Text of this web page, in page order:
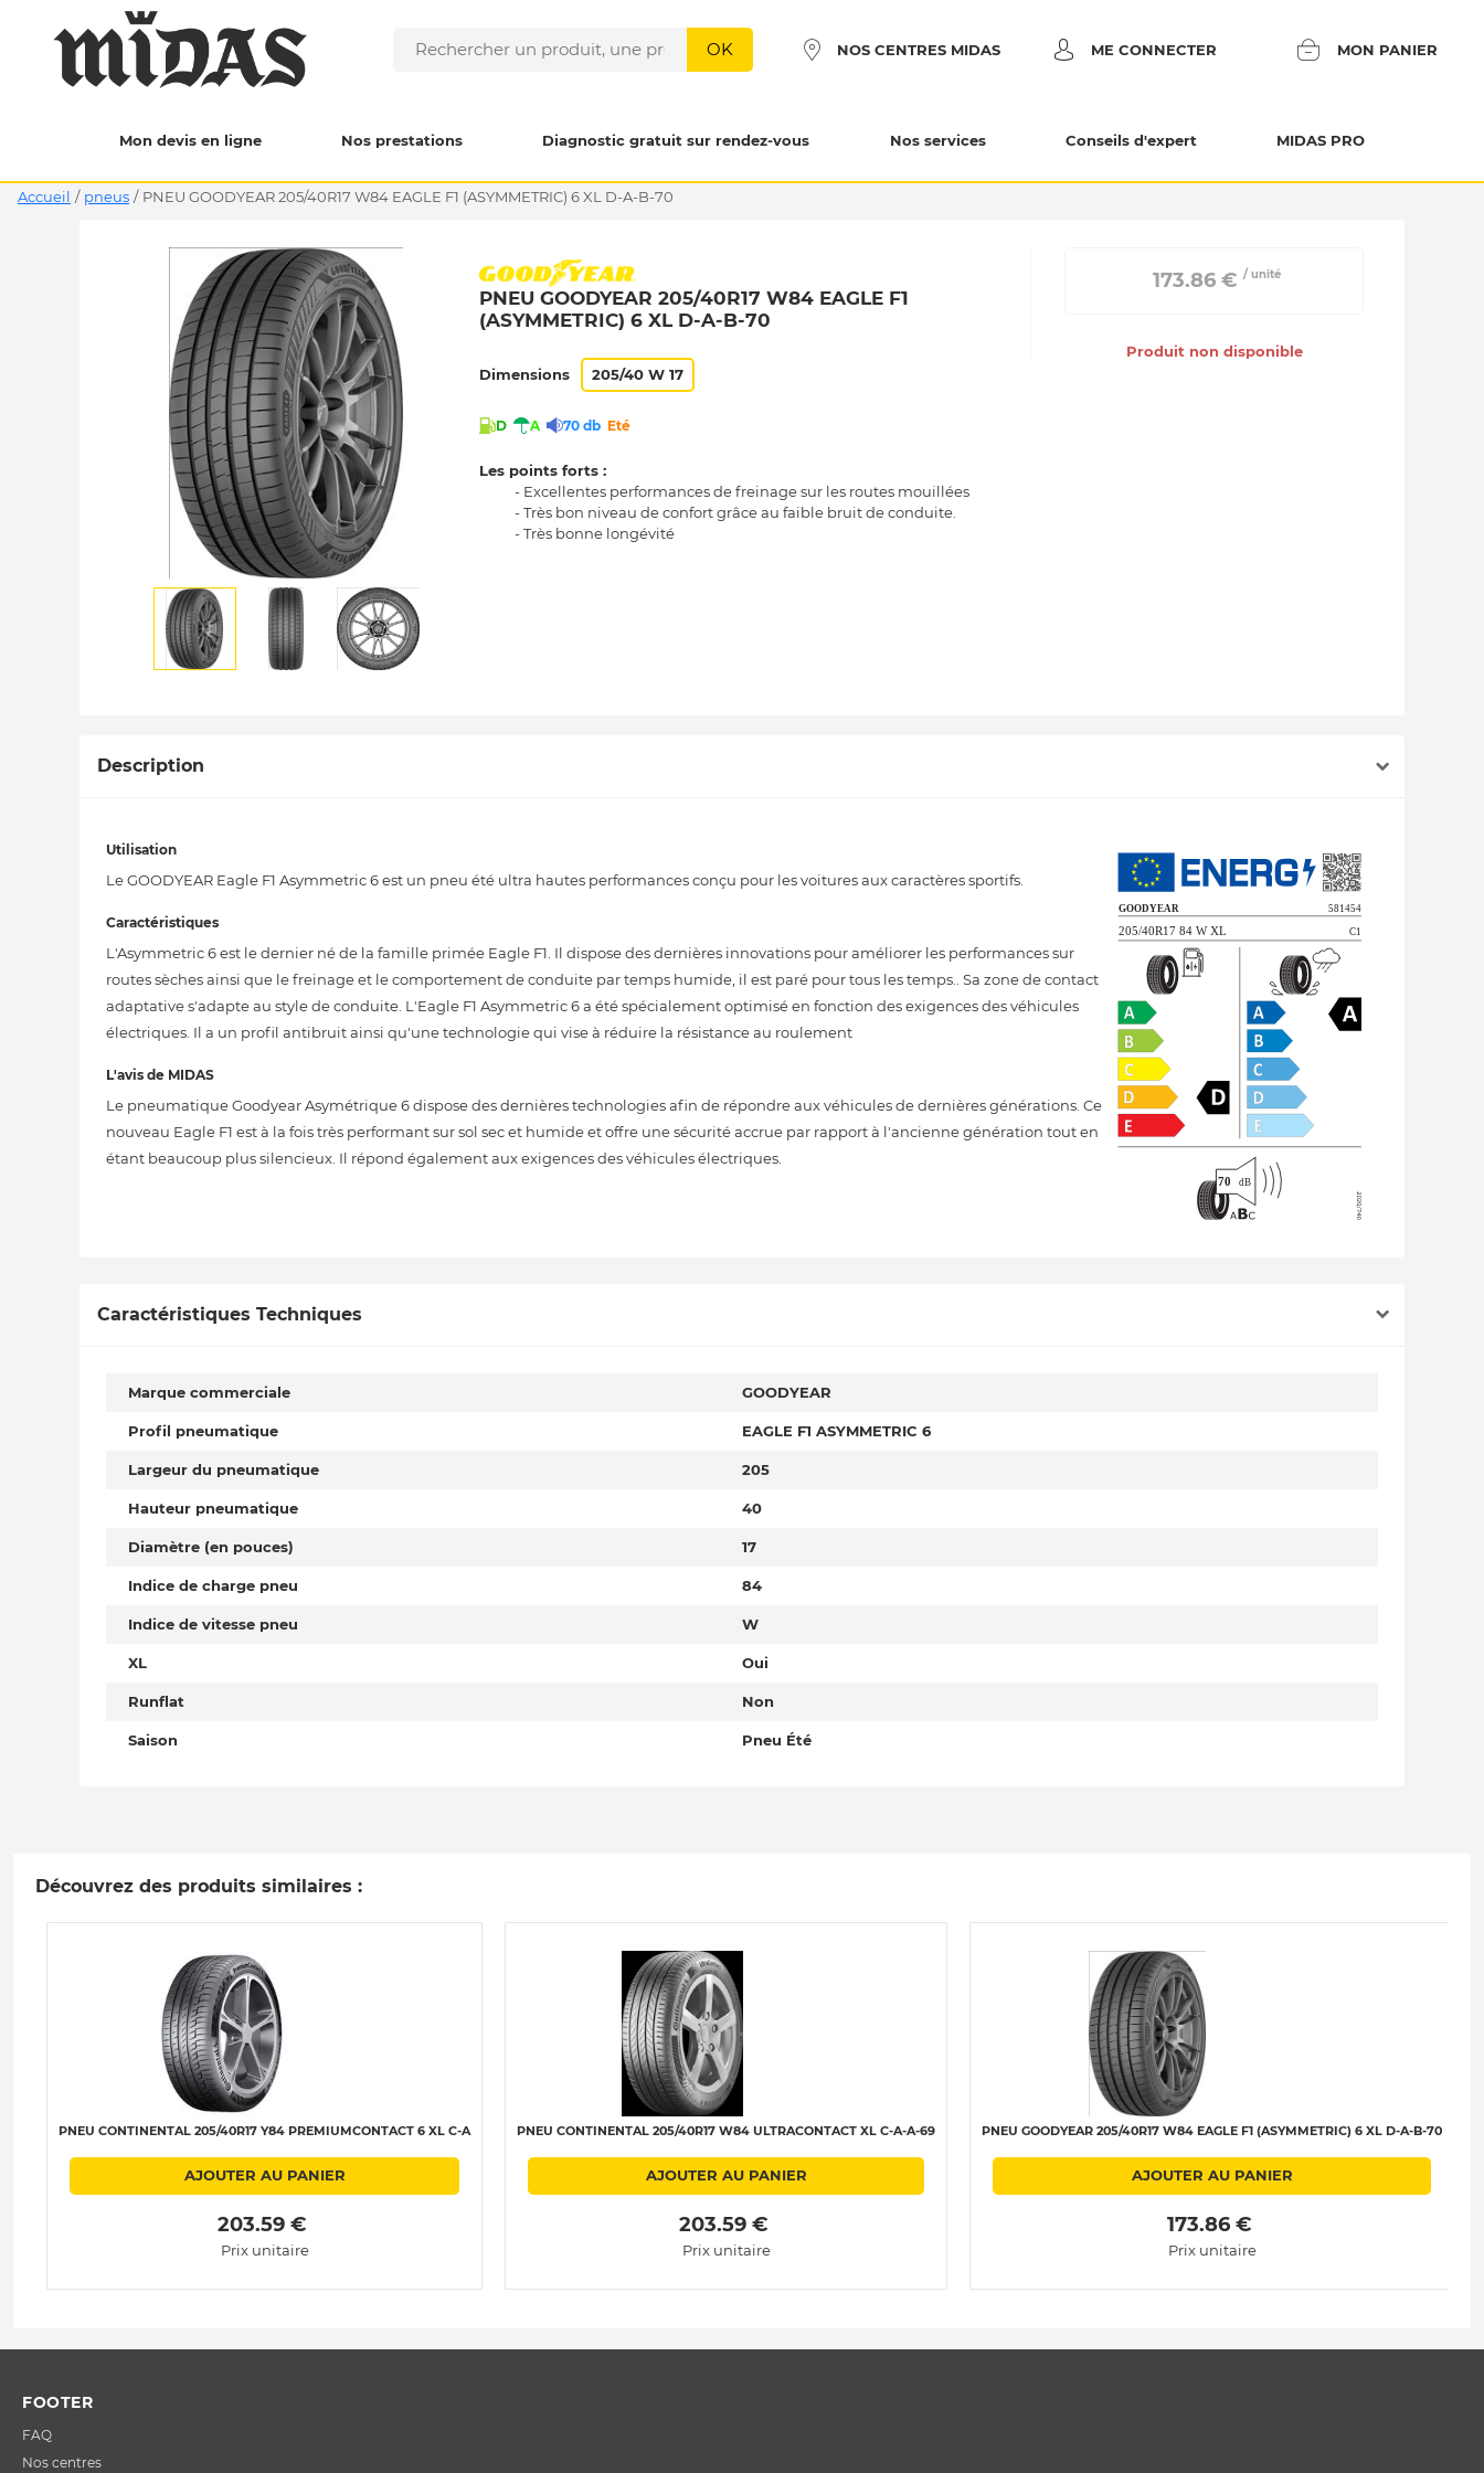
OK NOS CENTRES MIDAS ME CONNECTER MON PANIER
Mon devis en ligne Nos prestations Diagnostic gratuit sur rendez-vous Nos services Conseils d'expert MIDAS PRO
Accueil / pneus / PNEU GOODYEAR 205/40R17 W84 EAGLE F1 (ASYMMETRIC) 6 XL D-A-B-70
PNEU GOODYEAR 205/40R17 W84 EAGLE F1
(ASYMMETRIC) 6 XL D-A-B-70
Dimensions 205/40 W 17
D A 70 db Eté
Les points forts :
- Excellentes performances de freinage sur les routes mouillées
- Très bon niveau de confort grâce au faible bruit de conduite.
- Très bonne longévité
173.86 € / unité
Produit non disponible
Description
Utilisation
Le GOODYEAR Eagle F1 Asymmetric 6 est un pneu été ultra hautes performances conçu pour les voitures aux caractères sportifs.
Caractéristiques
L'Asymmetric 6 est le dernier né de la famille primée Eagle F1. Il dispose des dernières innovations pour améliorer les performances sur
routes sèches ainsi que le freinage et le comportement de conduite par temps humide, il est paré pour tous les temps.. Sa zone de contact
adaptative s'adapte au style de conduite. L'Eagle F1 Asymmetric 6 a été spécialement optimisé en fonction des exigences des véhicules
électriques. Il a un profil antibruit ainsi qu'une technologie qui vise à réduire la résistance au roulement
L'avis de MIDAS
Le pneumatique Goodyear Asymétrique 6 dispose des dernières technologies afin de répondre aux véhicules de dernières générations. Ce
nouveau Eagle F1 est à la fois très performant sur sol sec et humide et offre une sécurité accrue par rapport à l'ancienne génération tout en
étant beaucoup plus silencieux. Il répond également aux exigences des véhicules électriques.
Caractéristiques Techniques
Marque commerciale GOODYEAR
Profil pneumatique EAGLE F1 ASYMMETRIC 6
Largeur du pneumatique 205
Hauteur pneumatique 40
Diamètre (en pouces) 17
Indice de charge pneu 84
Indice de vitesse pneu W
XL Oui
Runflat Non
Saison Pneu Été
Découvrez des produits similaires :
PNEU CONTINENTAL 205/40R17 Y84 PREMIUMCONTACT 6 XL C-A
AJOUTER AU PANIER
203.59 €
Prix unitaire
PNEU CONTINENTAL 205/40R17 W84 ULTRACONTACT XL C-A-A-69
AJOUTER AU PANIER
203.59 €
Prix unitaire
PNEU GOODYEAR 205/40R17 W84 EAGLE F1 (ASYMMETRIC) 6 XL D-A-B-70
AJOUTER AU PANIER
173.86 €
Prix unitaire
FOOTER
FAQ
Nos centres